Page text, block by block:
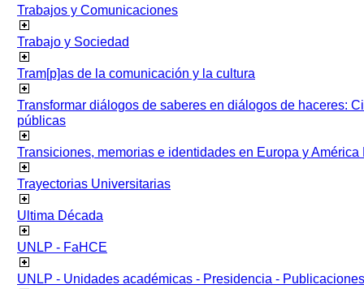
Trabajos y Comunicaciones
Trabajo y Sociedad
Tram[p]as de la comunicación y la cultura
Transformar diálogos de saberes en diálogos de haceres:
públicas
Transiciones, memorias e identidades en Europa y América
Trayectorias Universitarias
Ultima Década
UNLP - FaHCE
UNLP - Unidades académicas - Presidencia - Publicaciones